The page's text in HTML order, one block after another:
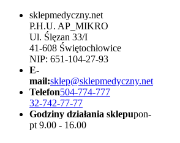
sklepmedyczny.net
P.H.U. AP_MIKRO
Ul. Ślęzan 33/I
41-608 Świętochłowice
NIP: 651-104-27-93
E-
mail:sklep@sklepmedyczny.net
Telefon504-774-777
32-742-77-77
Godziny działania sklepupon-
pt 9.00 - 16.00